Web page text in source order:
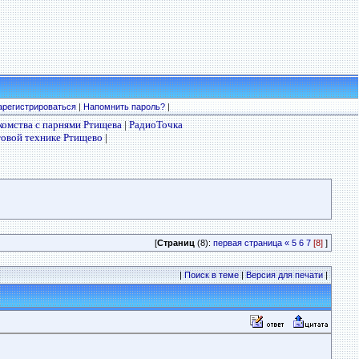
|Напомнить пароль?|
с парнями Ртищева|РадиоТочка
технике Ртищево|
[Страниц (8): первая страница « 5 6 7 [8] ]
|Поиск в теме|Версия для печати|